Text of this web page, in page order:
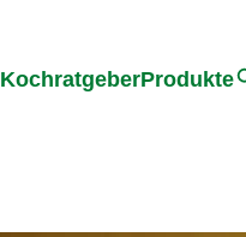
KochratgeberProdukte